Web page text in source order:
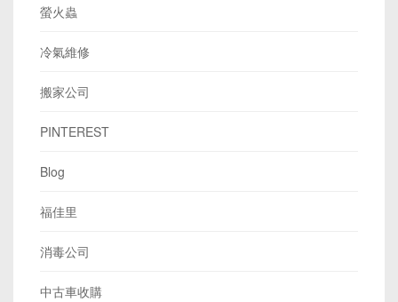
螢火蟲
冷氣維修
搬家公司
PINTEREST
Blog
福佳里
消毒公司
中古車收購